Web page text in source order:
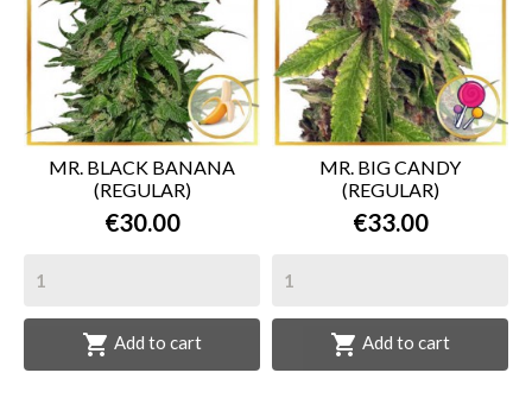
MR. BLACK BANANA
(REGULAR)
€30.00
 Add to cart
MR. BIG CANDY
(REGULAR)
€33.00
 Add to cart